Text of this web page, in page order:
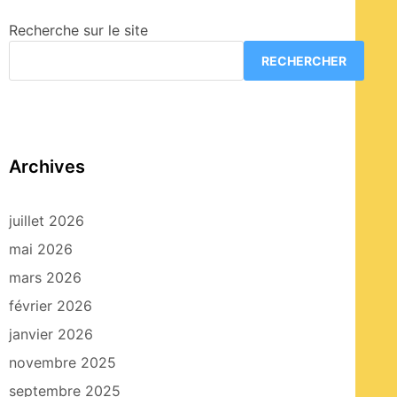
Recherche sur le site
RECHERCHER
Archives
juillet 2026
mai 2026
mars 2026
février 2026
janvier 2026
novembre 2025
septembre 2025